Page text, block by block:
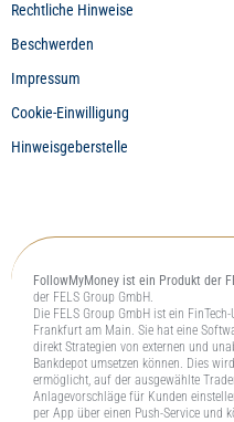
Rechtliche Hinweise
Beschwerden
Impressum
Cookie-Einwilligung
Hinweisgeberstelle
FollowMyMoney ist ein Produkt der
der FELS Group GmbH.
Die FELS Group GmbH ist ein
Frankfurt am Main. Sie hat eine
direkt Strategien von externen und
Bankdepot umsetzen können. Dies
ermöglicht, auf der ausgewählte
Anlagevorschläge für Kunden
per App über einen Push-Service und